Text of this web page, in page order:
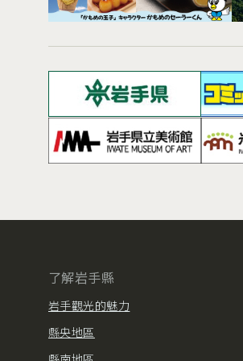
了解岩手縣
岩手觀光的魅力
縣央地區